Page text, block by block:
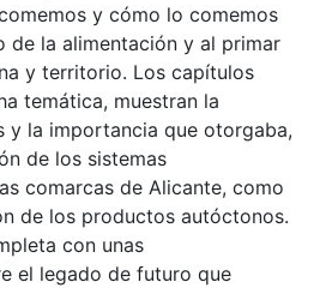
y cómo lo comemos
la alimentación y al primar
y territorio. Los capítulos
temática, muestran la
y la importancia que otorgaba,
de los sistemas
comarcas de Alicante, como
de los productos autóctonos.
con unas
el legado de futuro que